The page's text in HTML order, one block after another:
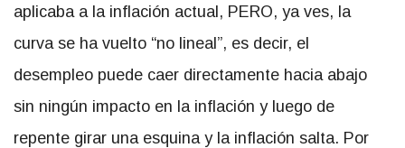
aplicaba a la inflación actual, PERO, ya ves, la
curva se ha vuelto “no lineal”, es decir, el
desempleo puede caer directamente hacia abajo
sin ningún impacto en la inflación y luego de
repente girar una esquina y la inflación salta. Por